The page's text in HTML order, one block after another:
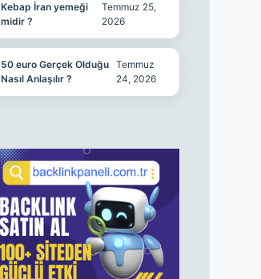
Kebap İran yemeği
midir ?
Temmuz 25,
2026
50 euro Gerçek Olduğu
Nasıl Anlaşılır ?
Temmuz
24, 2026